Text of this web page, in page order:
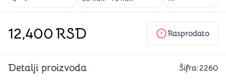
12,400RSD Rasprodato
Detalji proizvoda Šifra:2260